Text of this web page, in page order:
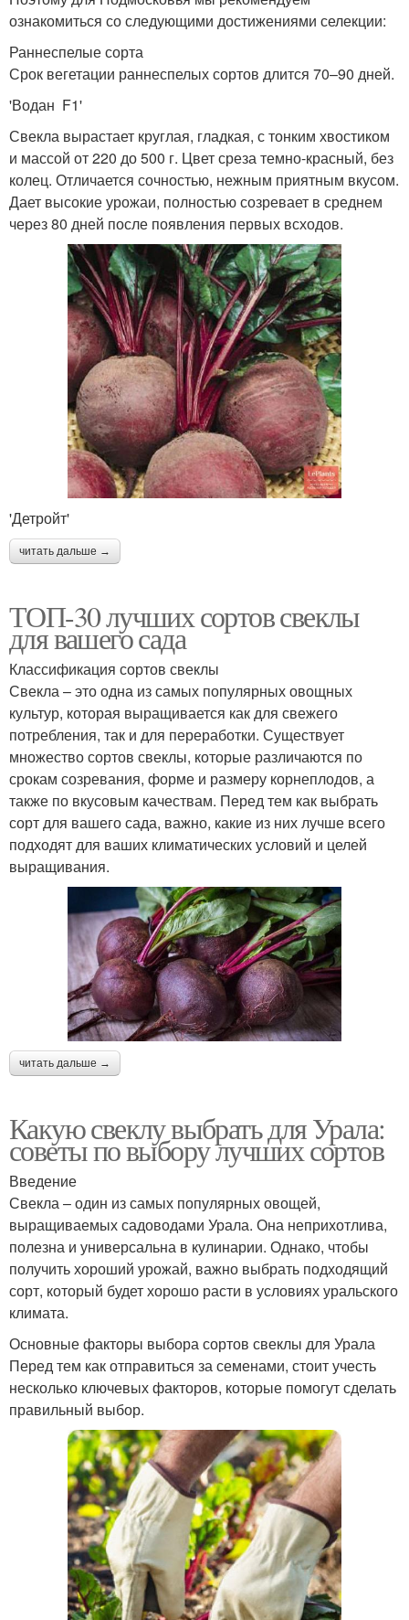
ознакомиться со следующими достижениями селекции:
Раннеспелые сорта
Срок вегетации раннеспелых сортов длится 70–90 дней.
'Водан F1'
Свекла вырастает круглая, гладкая, с тонким хвостиком
и массой от 220 до 500 г. Цвет среза темно-красный, без
колец. Отличается сочностью, нежным приятным вкусом.
Дает высокие урожаи, полностью созревает в среднем
через 80 дней после появления первых всходов.
'Детройт'
читать дальше →
ТОП-30 лучших сортов свеклы
для вашего сада
Классификация сортов свеклы
Свекла – это одна из самых популярных овощных
культур, которая выращивается как для свежего
потребления, так и для переработки. Существует
множество сортов свеклы, которые различаются по
срокам созревания, форме и размеру корнеплодов, а
также по вкусовым качествам. Перед тем как выбрать
сорт для вашего сада, важно, какие из них лучше всего
подходят для ваших климатических условий и целей
выращивания.
читать дальше →
Какую свеклу выбрать для Урала:
советы по выбору лучших сортов
Введение
Свекла – один из самых популярных овощей,
выращиваемых садоводами Урала. Она неприхотлива,
полезна и универсальна в кулинарии. Однако, чтобы
получить хороший урожай, важно выбрать подходящий
сорт, который будет хорошо расти в условиях уральского
климата.
Основные факторы выбора сортов свеклы для Урала
Перед тем как отправиться за семенами, стоит учесть
несколько ключевых факторов, которые помогут сделать
правильный выбор.